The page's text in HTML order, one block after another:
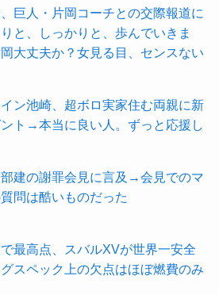
巨人・片岡コーチとの交際報道に
りと、しっかりと、歩んでいきま
大丈夫か？女見る目、センスない
ン池崎、超ボロ実家住む両親に新
ト→本当に良い人。ずっと応援し
建の謝罪会見に言及→会見でのマ
問は酷いものだった
最高点、スバルXVが世界一安全
スペック上の欠点はほぼ燃費のみ